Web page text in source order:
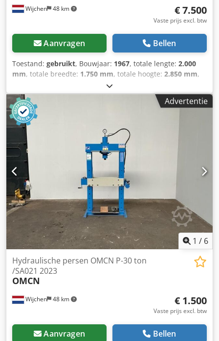
Wijchen 48 km € 7.500
Vaste prijs excl. btw
Aanvragen Bellen
Toestand: gebruikt, Bouwjaar: 1967, totale lengte: 2.000
mm, totale breedte: 1.750 mm, totale hoogte: 2.850 mm,
Kleur: Grijs Ledig gewicht: 6.000 kg - Bouwjaar: 1967 -
Documentatie aanwezig: Nee - CE certificaat aanwezig: Nee
- Serienummer: 1166 - Aansturing: Conventioneel - Model
pers: C-Frame pers - Vermogen [ton]: 100 - Max. slag [mm]:
250 - Tafellengte [mm]: 740 - Tafelbreedte [mm]: 500 -
Ramlengte [mm]: 250 - Uitlading [mm]: 350 -
Transportafmetingen: 2000mm x 1750mm x 2850mm (l x b
x h) - Transportgewicht [kg]: 6000kg - Transportcolli [st.]: 1
Financiële informatie BTW: De getoonde prijs is exclusief
BTW Cedpfx Anezry Icjkerf BTW/marge: BTW verrekenbaar
voor ondernemers Levering en inruil altijd mogelijk van
alles in de industriële sectoren Lukas van Rossum
Advertentie
1 / 6
Wijchen 48 km
Hydraulische persen OMCN P-30 ton
/SA021 2023
OMCN
€ 1.500
Vaste prijs excl. btw
Aanvragen Bellen